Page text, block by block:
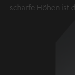
scharfe Höhen ist